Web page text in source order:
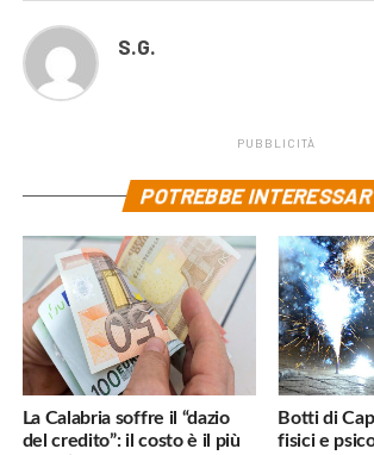
S.G.
PUBBLICITÀ
POTREBBE
La Calabria soffre il “dazio
del credito”: il costo è il più
Botti di
fisici e